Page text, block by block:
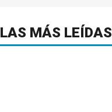
LAS MÁS LEÍDAS